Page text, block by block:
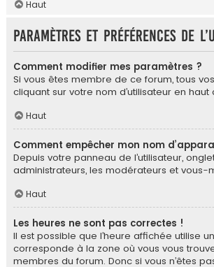
Haut
Paramètres et préférences de
Comment modifier mes paramètres ?
Si vous êtes membre de ce forum, tous
cliquant sur votre nom d’utilisateur en
Haut
Comment empêcher mon nom
Depuis votre panneau de l’utilisateur,
administrateurs, les modérateurs et
Haut
Les heures ne sont pas correctes !
Il est possible que l’heure affichée utilise
corresponde à la zone où vous vous
membres du forum. Donc si vous n’êtes